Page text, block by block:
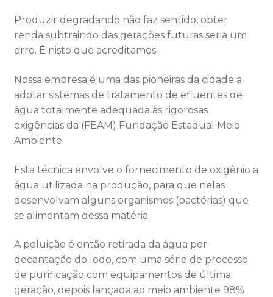
Produzir degradando não faz sentido, obter
renda subtraindo das gerações futuras seria um
erro. É nisto que acreditamos.
Nossa empresa é uma das pioneiras da cidade a
adotar sistemas de tratamento de efluentes de
água totalmente adequada às rigorosas
exigências da (FEAM) Fundação Estadual Meio
Ambiente.
Esta técnica envolve o fornecimento de oxigênio a
água utilizada na produção, para que nelas
desenvolvam alguns organismos (bactérias) que
se alimentam dessa matéria.
A poluição é então retirada da água por
decantação do lodo, com uma série de processo
de purificação com equipamentos de última
geração, depois lançada ao meio ambiente 98%